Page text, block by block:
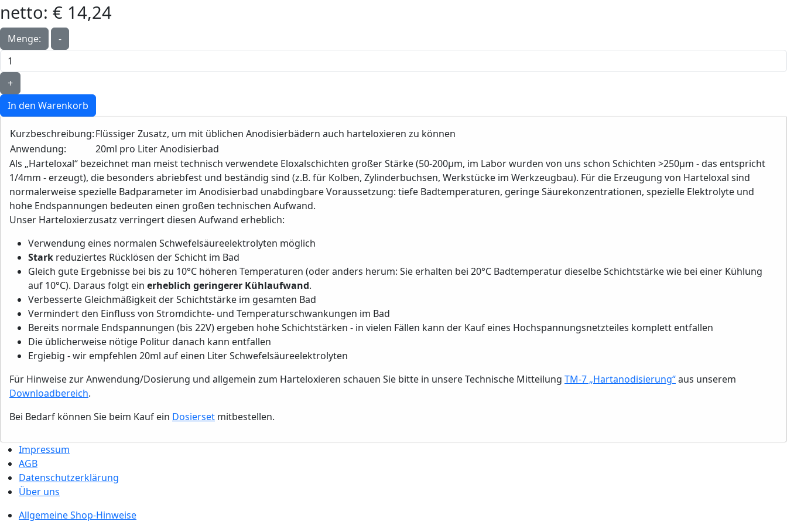
netto: € 14,24‎
Menge: -
+
In den Warenkorb
Kurzbeschreibung:Flüssiger Zusatz, um mit üblichen Anodisierbädern auch harteloxieren zu können
Anwendung:
20ml pro Liter Anodisierbad
Als „Harteloxal“ bezeichnet man meist technisch verwendete Eloxalschichten großer Stärke (50-200µm, im Labor wurden von uns schon Schichten >250µm - das entspricht
1/4mm - erzeugt), die besonders abriebfest und beständig sind (z.B. für Kolben, Zylinderbuchsen, Werkstücke im Werkzeugbau). Für die Erzeugung von Harteloxal sind
normalerweise spezielle Badparameter im Anodisierbad unabdingbare Voraussetzung: tiefe Badtemperaturen, geringe Säurekonzentrationen, spezielle Elektrolyte und
hohe Endspannungen bedeuten einen großen technischen Aufwand.
Unser Harteloxierzusatz verringert diesen Aufwand erheblich:
Verwendung eines normalen Schwefelsäureelektrolyten möglich
Stark reduziertes Rücklösen der Schicht im Bad
Gleich gute Ergebnisse bei bis zu 10°C höheren Temperaturen (oder anders herum: Sie erhalten bei 20°C Badtemperatur dieselbe Schichtstärke wie bei einer Kühlung
auf 10°C). Daraus folgt ein erheblich geringerer Kühlaufwand.
Verbesserte Gleichmäßigkeit der Schichtstärke im gesamten Bad
Vermindert den Einfluss von Stromdichte- und Temperaturschwankungen im Bad
Bereits normale Endspannungen (bis 22V) ergeben hohe Schichtstärken - in vielen Fällen kann der Kauf eines Hochspannungsnetzteiles komplett entfallen
Die üblicherweise nötige Politur danach kann entfallen
Ergiebig - wir empfehlen 20ml auf einen Liter Schwefelsäureelektrolyten
Für Hinweise zur Anwendung/Dosierung und allgemein zum Harteloxieren schauen Sie bitte in unsere Technische Mitteilung TM-7 „Hartanodisierung“aus unserem
Downloadbereich.
Bei Bedarf können Sie beim Kauf ein Dosierset mitbestellen.
Impressum
AGB
Datenschutzerklärung
Über uns
Allgemeine Shop-Hinweise